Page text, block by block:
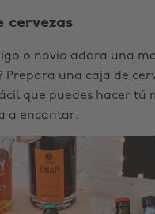
cervezas
o novio adora una
Prepara una caja de
que puedes hacer tú
a encantar.